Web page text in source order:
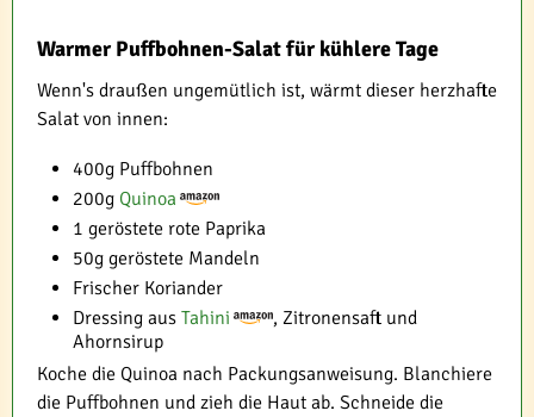
Warmer Puffbohnen-Salat für kühlere Tage
Wenn's draußen ungemütlich ist, wärmt dieser herzhafte
Salat von innen:
400g Puffbohnen
200g Quinoa
1 geröstete rote Paprika
50g geröstete Mandeln
Frischer Koriander
Dressing aus Tahini
, Zitronensaft und
Ahornsirup
Koche die Quinoa nach Packungsanweisung. Blanchiere
die Puffbohnen und zieh die Haut ab. Schneide die